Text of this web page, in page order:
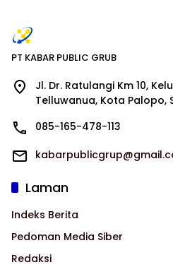
PT KABAR PUBLIC GRUB
Jl. Dr. Ratulangi Km 10,
Telluwanua, Kota Palopo,
085-165-478-113
Laman
Indeks Berita
Pedoman Media Siber
Redaksi